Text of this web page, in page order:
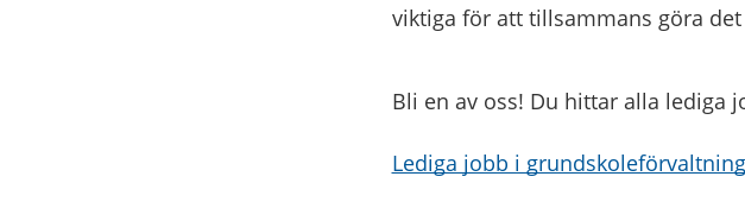
viktiga för att tillsammans göra
Bli en av oss! Du hittar alla lediga
Lediga jobb i